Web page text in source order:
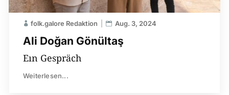
Ali Doğan Gönültaş
folk.galore Redaktion Aug. 3, 2024
Eın Gespräch
Weiterlesen...